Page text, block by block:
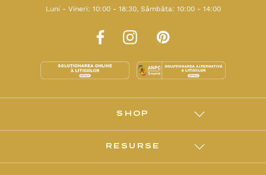
Luni - Vineri: 10:00 - 18:30, Sâmbăta: 10:00 - 14:00
SHOP
RESURSE